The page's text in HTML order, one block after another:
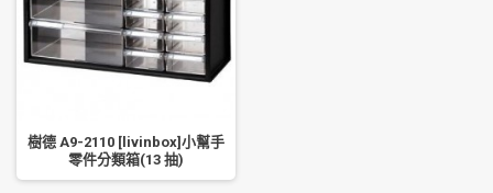
樹德 A9-2110 [livinbox]小幫手
零件分類箱(13 抽)